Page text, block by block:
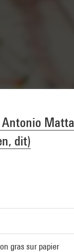
Antonio Matta
dit)
gras sur papier